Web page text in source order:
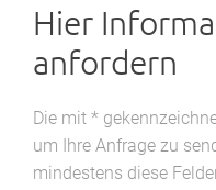
Hier
anfordern
Die mit *
um Ihre Anfrage zu
mindestens diese